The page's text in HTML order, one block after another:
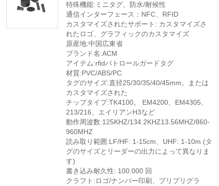
特殊機能:ミニタグ、防水/耐候性
通信インターフェース：NFC、RFID
カスタマイズされたサポート: カスタマイズさ
れたロゴ、グラフィックのカスタマイズ
原産地:中国広東省
ブランド名:ACM
アイテム:rfidパトロールガードタグ
材質:PVC/ABS/PC
タグのサイズ:直径25/30/35/40/45mm。または
カスタマイズされた
チップタイプ:TK4100。 EM4200、EM4305、
213/216、エイリアンH3など
動作周波数:125KHZ/134.2KHZ13.56MHZ/860-
960MHZ
読み取り範囲:LF/HF: 1-15cm、UHF: 1-10m (タ
グのサイズとリーダーの出力によって異なりま
す)
書き込み耐久性: 100.000 回
クラフト:ロゴ/ナンバー印刷、プリプリグラ